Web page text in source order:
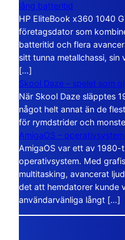
lång batteritid
HP EliteBook x360 1040
företagsdator som
batteritid och flera
sitt tunna metallchassi,
[…]
Skool Daze – spelet som
När Skool Daze släpptes
något helt annat än de
för rymdstrider och
AmigaOS –
AmigaOS var ett av
operativsystem. Med
multitasking, avancerat
det att hemdatorer kunde
användarvänliga långt […]